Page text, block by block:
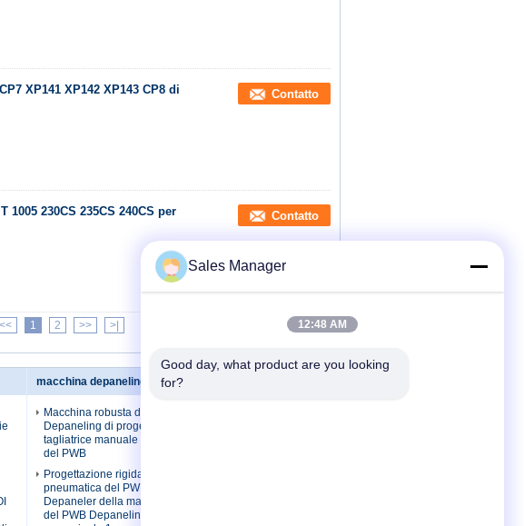
XP141 XP142 XP143 CP8 di
Contatto
1005 230CS 235CS 240CS per
Contatto
<< 1 2 >> >|
macchina depaneling del PWB
Macchina robusta del PWB
Depaneling di progettazione,
tagliatrice manuale del cavo
del PWB
Progettazione rigida
pneumatica del PWB
Depaneler della macchina
del PWB Depaneling una
Sales Manager
12:48 AM
Good day, what product are you looking
for?